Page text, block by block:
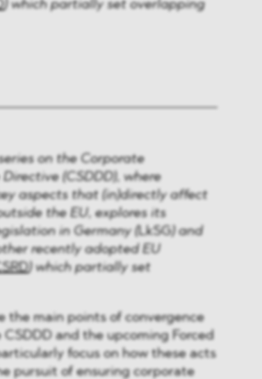
) which partially set overlapping
on the Corporate
(CSDDD), where
aspects that (in)directly affect
the EU, explores its
in Germany (LkSG) and
recently adopted EU
) which partially set
the main points of convergence
and the upcoming Forced
focus on how these acts
pursuit of ensuring corporate